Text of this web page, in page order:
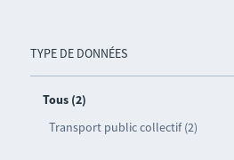
TYPE DE DONNÉES
Tous (2)
Transport public collectif (2)